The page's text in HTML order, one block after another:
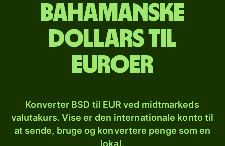
bahamanske
dollars til
euroer
Konverter BSD til EUR ved midtmarkeds
valutakurs. Vise er den internationale konto til
at sende, bruge og konvertere penge som en
lokal.